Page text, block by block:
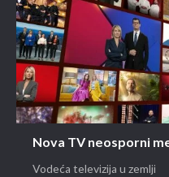
Nova TV neosporni
Vodeća televizija u zemlji